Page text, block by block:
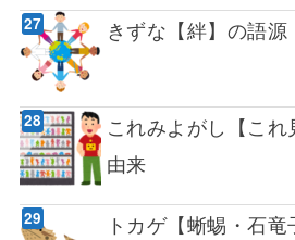
きずな【絆】の語源
これみよがし【これ
由来
トカゲ【蜥蜴・石